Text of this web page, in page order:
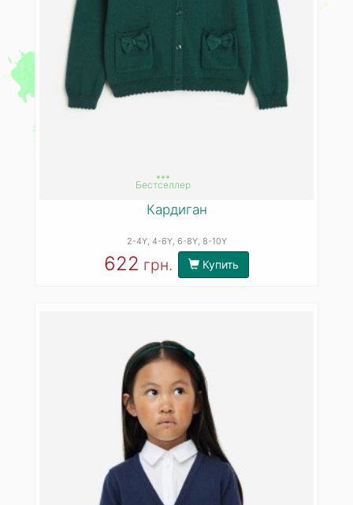
***
Бестселлер
Кардиган
2-4Y, 4-6Y, 6-8Y, 8-10Y
622 грн. Купить